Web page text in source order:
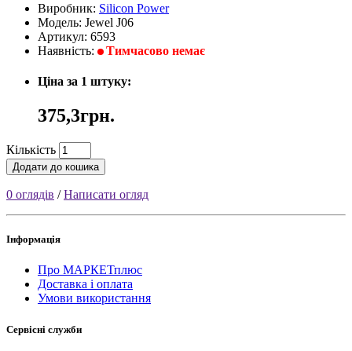
Виробник: Silicon Power
Модель: Jewel J06
Артикул: 6593
Наявність:
Тимчасово немає
Ціна за 1 штуку:
375,3грн.
Кількість
Додати до кошика
0 оглядів /Написати огляд
Інформація
Про МАРКЕТплюс
Доставка і оплата
Умови використання
Сервісні служби